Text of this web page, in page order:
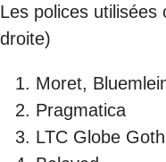
Les polices utilisées
droite)
Moret,
Pragmatica
LTC Globe